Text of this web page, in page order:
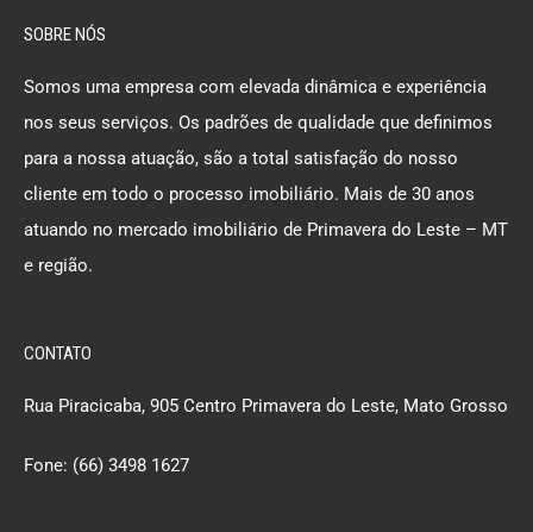
SOBRE NÓS
Somos uma empresa com elevada dinâmica e experiência
nos seus serviços. Os padrões de qualidade que definimos
para a nossa atuação, são a total satisfação do nosso
cliente em todo o processo imobiliário. Mais de 30 anos
atuando no mercado imobiliário de Primavera do Leste – MT
e região.
CONTATO
Rua Piracicaba, 905 Centro Primavera do Leste, Mato Grosso
Fone: (66) 3498 1627